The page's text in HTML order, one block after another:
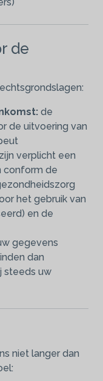
de
de
de uitvoering van
verplicht een
conform de
het gebruik van
en de
gegevens
dan
steeds uw
niet langer dan